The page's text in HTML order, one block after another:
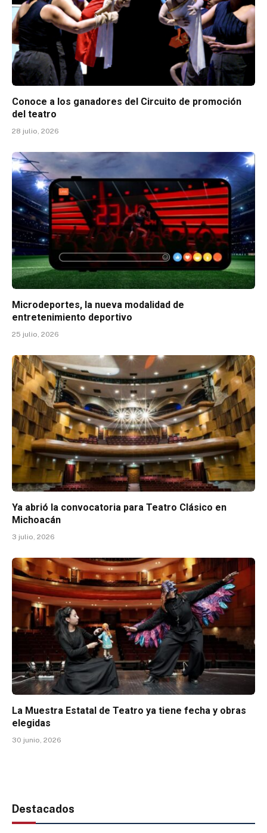
Conoce a los ganadores del Circuito de promoción
del teatro
28 julio, 2026
Microdeportes, la nueva modalidad de
entretenimiento deportivo
25 julio, 2026
Ya abrió la convocatoria para Teatro Clásico en
Michoacán
3 julio, 2026
La Muestra Estatal de Teatro ya tiene fecha y obras
elegidas
30 junio, 2026
Destacados